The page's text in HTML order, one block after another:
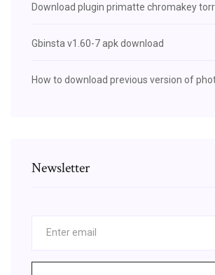
Download plugin primatte chromakey
Gbinsta v1.60-7 apk download
How to download previous version of
Newsletter